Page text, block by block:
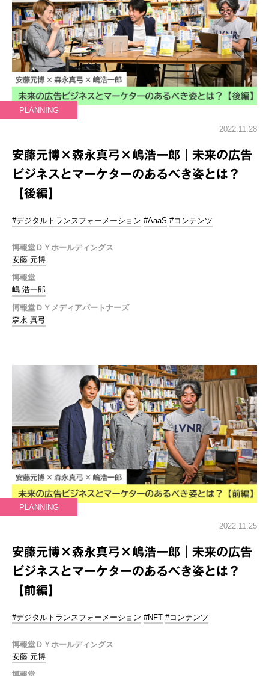
PLANNING
2022.11.28
安藤元博×森永真弓×嶋浩一郎｜未来の広告
ビジネスとマーケターのあるべき姿とは？
【後編】
#デジタルトランスフォーメーション #AaaS #コンテンツ
博報堂ＤＹホールディングス
安藤 元博
博報堂
嶋 浩一郎
博報堂ＤＹメディアパートナーズ
森永 真弓
PLANNING
2022.11.25
安藤元博×森永真弓×嶋浩一郎｜未来の広告
ビジネスとマーケターのあるべき姿とは？
【前編】
#デジタルトランスフォーメーション #NFT #コンテンツ
博報堂ＤＹホールディングス
安藤 元博